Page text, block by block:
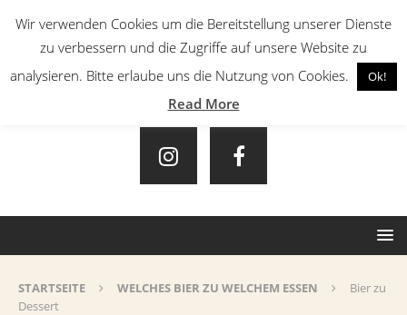
STARTSEITE WELCHES BIER ZU WELCHEM ESSEN
Bier zu
Dessert
Wir verwenden Cookies um die Bereitstellung unserer Dienste
zu verbessern und die Zugriffe auf unsere Website zu
analysieren. Bitte erlaube uns die Nutzung von Cookies.
Ok!
Read More